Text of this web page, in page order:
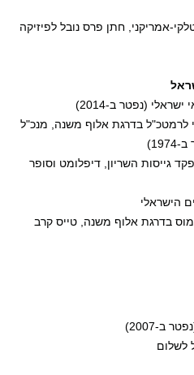
אמריקני, חתן פרס נובל לפיזיקה
לרמטכ"ל בדרגת אלוף משנה, מנכ"ל
גייסות השריון, דיפלומט וסופר
בדרגת אלוף משנה, טייס קרב